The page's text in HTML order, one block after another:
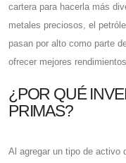
cartera para hacerla más
metales preciosos, el
pasan por alto como parte
ofrecer mejores
¿POR QUÉ
PRIMAS?
Al agregar un tipo de activo